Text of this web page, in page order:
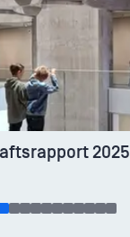
2025